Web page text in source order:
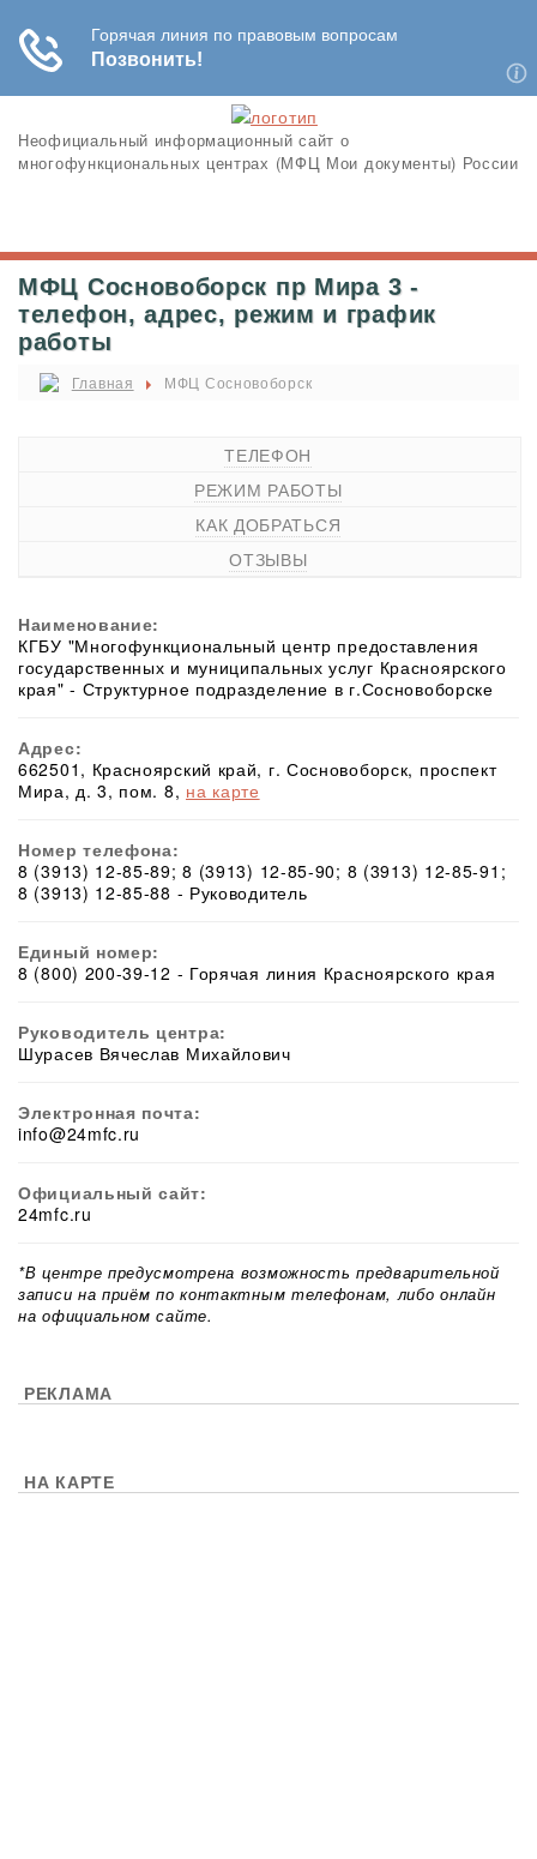
Неофициальный информационный сайт о
многофункциональных центрах (МФЦ Мои документы) России
МФЦ Сосновоборск пр Мира 3 -
телефон, адрес, режим и график
работы
Главная МФЦ Сосновоборск
ТЕЛЕФОН
РЕЖИМ РАБОТЫ
КАК ДОБРАТЬСЯ
ОТЗЫВЫ
Наименование:
КГБУ "Многофункциональный центр предоставления
государственных и муниципальных услуг Красноярского
края" - Структурное подразделение в г.Сосновоборске
Адрес:
662501, Красноярский край, г. Сосновоборск, проспект
Мира, д. 3, пом. 8, на карте
Номер телефона:
8 (3913) 12-85-89; 8 (3913) 12-85-90; 8 (3913) 12-85-91;
8 (3913) 12-85-88 - Руководитель
Единый номер:
8 (800) 200-39-12 - Горячая линия Красноярского края
Руководитель центра:
Шурасев Вячеслав Михайлович
Электронная почта:
info@24mfc.ru
Официальный сайт:
24mfc.ru
*В центре предусмотрена возможность предварительной
записи на приём по контактным телефонам, либо онлайн
на официальном сайте.
РЕКЛАМА
НА КАРТЕ